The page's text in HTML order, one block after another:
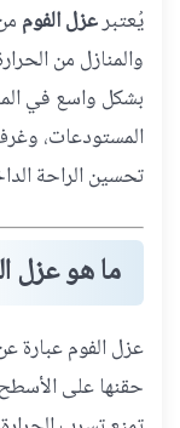
يُعتبرعزل الفوم
والمنازل من
بشكل واسع في
المستودعات،
تحسين الراحة
ما هو عزل
عزل الفوم عبارة
حقنها على